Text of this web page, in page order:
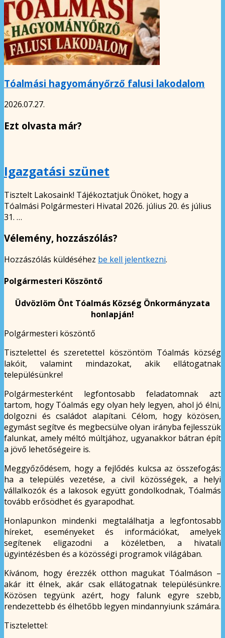
Tóalmási hagyományőrző falusi lakodalom
2026.07.27.
Ezt olvasta már?
Igazgatási szünet
Tisztelt Lakosaink! Tájékoztatjuk Önöket, hogy a
Tóalmási Polgármesteri Hivatal 2026. július 20. és július
31. …
Vélemény, hozzászólás?
Hozzászólás küldéséhez be kell jelentkezni.
Polgármesteri Köszöntő
Üdvözlöm Önt Tóalmás Község Önkormányzata
honlapján!
Polgármesteri köszöntő
Tisztelettel és szeretettel köszöntöm Tóalmás község
lakóit, valamint mindazokat, akik ellátogatnak
településünkre!
Polgármesterként legfontosabb feladatomnak azt
tartom, hogy Tóalmás egy olyan hely legyen, ahol jó élni,
dolgozni és családot alapítani. Célom, hogy közösen,
egymást segítve és megbecsülve olyan irányba fejlesszük
falunkat, amely méltó múltjához, ugyanakkor bátran épít
a jövő lehetőségeire is.
Meggyőződésem, hogy a fejlődés kulcsa az összefogás:
ha a település vezetése, a civil közösségek, a helyi
vállalkozók és a lakosok együtt gondolkodnak, Tóalmás
tovább erősödhet és gyarapodhat.
Honlapunkon mindenki megtalálhatja a legfontosabb
híreket, eseményeket és információkat, amelyek
segítenek eligazodni a közéletben, a hivatali
ügyintézésben és a közösségi programok világában.
Kívánom, hogy érezzék otthon magukat Tóalmáson –
akár itt élnek, akár csak ellátogatnak településünkre.
Közösen tegyünk azért, hogy falunk egyre szebb,
rendezettebb és élhetőbb legyen mindannyiunk számára.
Tisztelettel: